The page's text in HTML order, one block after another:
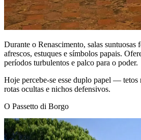
Durante o Renascimento, salas suntuosas
afrescos, estuques e símbolos papais.
períodos turbulentos e palco para o poder.
Hoje percebe‑se esse duplo papel — tetos
rotas ocultas e nichos defensivos.
O Passetto di Borgo